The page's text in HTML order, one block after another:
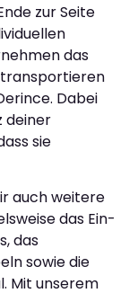
zur Seite
das
Dabei
deiner
sie
auch weitere
das Ein-
das
sowie die
Mit unserem